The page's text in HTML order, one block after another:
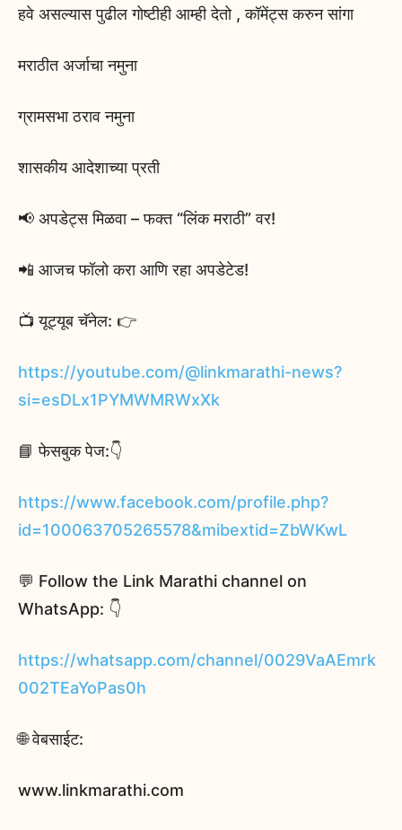
हवे असल्यास पुढील गोष्टीही आम्ही देतो , कॉमेंट्स करुन सांगा
मराठीत अर्जाचा नमुना
ग्रामसभा ठराव नमुना
शासकीय आदेशाच्या प्रती
📢 अपडेट्स मिळवा – फक्त “लिंक मराठी” वर!
📲 आजच फॉलो करा आणि रहा अपडेटेड!
📺 यूट्यूब चॅनेल: 👉
https://youtube.com/@linkmarathi-news?
si=esDLx1PYMWMRWxXk
📘 फेसबुक पेज:👇
https://www.facebook.com/profile.php?
id=100063705265578&mibextid=ZbWKwL
💬 Follow the Link Marathi channel on
WhatsApp: 👇
https://whatsapp.com/channel/0029VaAEmrk
002TEaYoPas0h
🌐 वेबसाईट:
www.linkmarathi.com